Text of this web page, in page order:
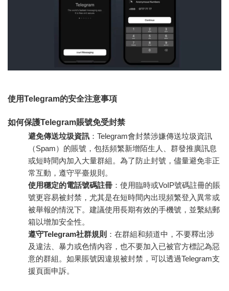
使用Telegram的安全注意事項
如何保護Telegram賬號免受封禁
避免傳送垃圾資訊 ：Telegram會封禁涉嫌傳送垃圾資訊
（Spam）的賬號，包括頻繁新增陌生人、群發推廣訊息
或短時間內加入大量群組。為了防止封號，儘量避免非正
常互動，遵守平臺規則。
使用穩定的電話號碼註冊 ：使用臨時或VoIP號碼註冊的賬
號更容易被封禁，尤其是在短時間內出現頻繁登入異常或
被舉報的情況下。建議使用長期有效的手機號，並繫結郵
箱以增加安全性。
遵守Telegram社群規則 ：在群組和頻道中，不要釋出涉
及違法、暴力或色情內容，也不要加入已被官方標記為惡
意的群組。如果賬號因違規被封禁，可以透過Telegram支
援頁面申訴。